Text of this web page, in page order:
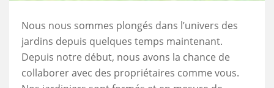
Nous nous sommes plongés dans l’univers des
jardins depuis quelques temps maintenant.
Depuis notre début, nous avons la chance de
collaborer avec des propriétaires comme vous.